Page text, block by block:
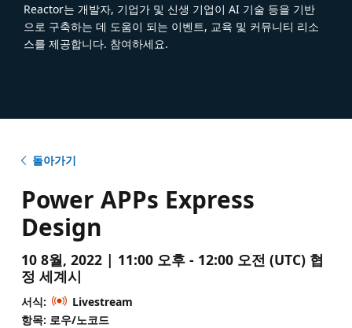
Reactor는 개발자, 기업가 및 신생 기업이 AI 기술 등을 기반
으로 구축하는 데 도움이 되는 이벤트, 교육 및 커뮤니티 리소
스를 제공합니다. 참여하세요.
돌아가기
Power APPs Express
Design
10 8월, 2022 | 11:00 오후 - 12:00 오전 (UTC) 협
정 세계시
서식:
Livestream
항목: 로우/노코드